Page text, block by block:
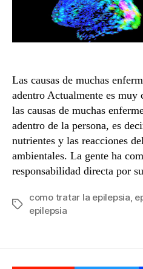
Las causas de muchas
adentro Actualmente es muy
las causas de muchas
adentro de la persona, es
nutrientes y las reacciones
ambientales. La gente ha
responsabilidad directa por
Etiquetas
como tratar la epilepsia,
epilepsia